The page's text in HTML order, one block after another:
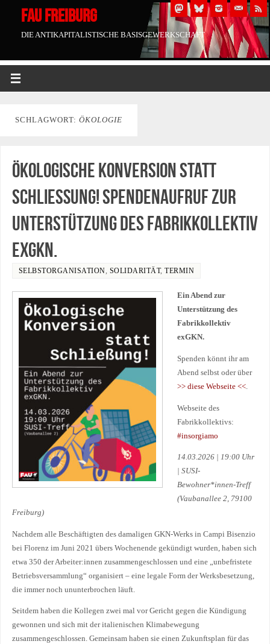
FAU FREIBURG
DIE ANTIKAPITALISTISCHE BASISGEWERKSCHAFT
SCHLAGWORT: ÖKOLOGIE
Ökologische Konversion statt
Schließung! Spendenaufruf zur
Unterstützung des Fabrikkollektiv
exGKN.
SELBSTORGANISATION, SOLIDARITÄT,TERMIN
Ein Abend zur
Unterstützung des
Fabrikkollektiv
exGKN.
Spenden könnt ihr am
Abend selbst oder über
>> diese Webseite <<.
Webseite des
Fabrikkollektivs:
#insorgiamo
14.03.2026 | 19:00 Uhr
| SUSI-
Bewohner*innen-Treff
(Vaubanallee 2, 79100
Freiburg)
Nachdem alle Beschäftigten des damaligen GKN-Werks in Campi Bisenzio
bei Florenz im Juni 2021 übers Wochenende gekündigt wurden, haben sich
etwa 350 der Ar­bei­te­r:in­nen zusammengeschlossen und eine „unbefristete
Betriebsversammlung“ organisiert – eine legale Form der Werksbesetzung,
die immer noch ununterbrochen läuft.
Seitdem haben die Kollegen zwei mal vor Gericht gegen die Kündigung
gewonnen und sich mit der italienischen Klimabewegung
zusammengeschlossen. Gemeinsam haben sie einen Zukunftsplan für das